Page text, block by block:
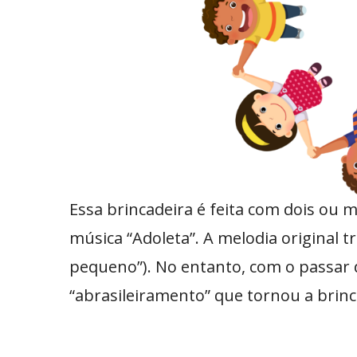
Essa brincadeira é feita com dois ou
música “Adoleta”. A melodia original
pequeno”). No entanto, com o
“abrasileiramento” que tornou a